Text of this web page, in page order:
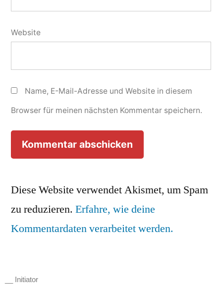
Website
Name, E-Mail-Adresse und Website in diesem
Browser für meinen nächsten Kommentar speichern.
Diese Website verwendet Akismet, um Spam
zu reduzieren. Erfahre, wie deine
Kommentardaten verarbeitet werden.
__ Initiator